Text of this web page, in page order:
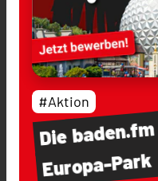
Diebaden.fm
Europa-Park
#Aktion